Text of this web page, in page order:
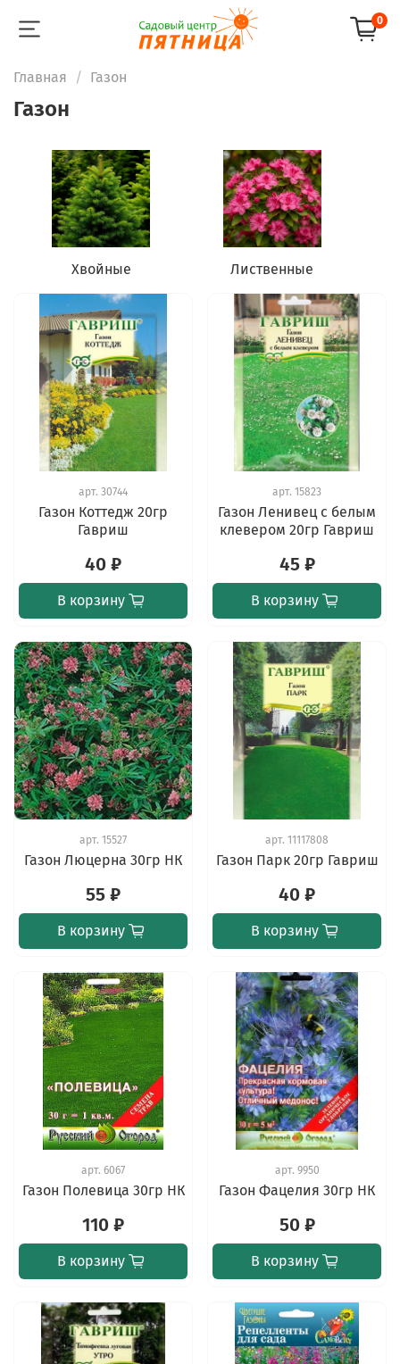
0
Главная Газон
Газон
Хвойные Лиственные
арт. 30744
Газон Коттедж 20гр
Гавриш
40 ₽
В корзину
арт. 15823
Газон Ленивец с белым
клевером 20гр Гавриш
45 ₽
В корзину
арт. 15527
Газон Люцерна 30гр НК
55 ₽
В корзину
арт. 11117808
Газон Парк 20гр Гавриш
40 ₽
В корзину
арт. 6067
Газон Полевица 30гр НК
110 ₽
В корзину
арт. 9950
Газон Фацелия 30гр НК
50 ₽
В корзину